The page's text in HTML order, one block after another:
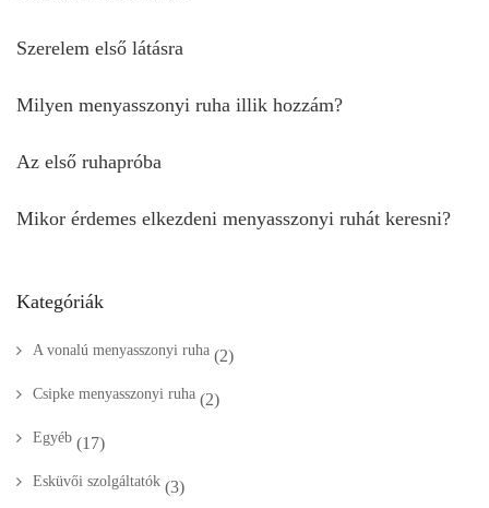
Szerelem első látásra
Milyen menyasszonyi ruha illik hozzám?
Az első ruhapróba
Mikor érdemes elkezdeni menyasszonyi ruhát keresni?
Kategóriák
A vonalú menyasszonyi ruha (2)
Csipke menyasszonyi ruha (2)
Egyéb (17)
Esküvői szolgáltatók (3)